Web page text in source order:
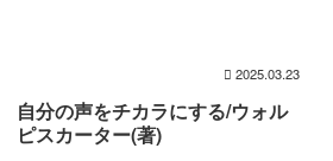
2025.03.23
自分の声をチカラにする/ウォル
ピスカーター(著)